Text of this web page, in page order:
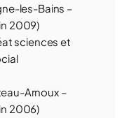
les-Bains –
2009)
sciences et
Arnoux –
2006)